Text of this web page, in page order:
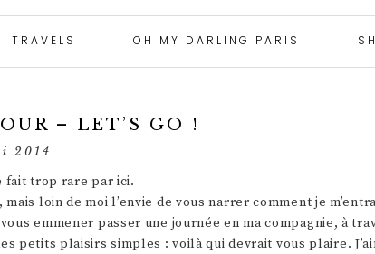
TRAVELS OH MY DARLING PARIS
– LET’S GO !
2014
fait trop rare par ici.
loin de moi l’envie de vous narrer comment je
emmener passer une journée en ma compagnie, à
petits plaisirs simples : voilà qui devrait vous plaire.